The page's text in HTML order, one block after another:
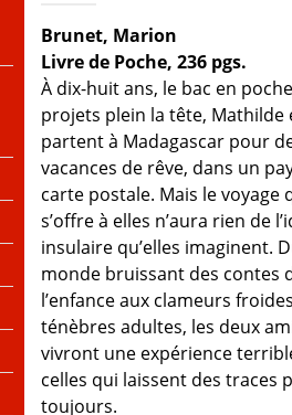
Brunet, Marion
Livre de Poche, 236 pgs.
À dix-huit ans, le bac en
projets plein la tête, Mathilde
partent à Madagascar pour
vacances de rêve, dans un
carte postale. Mais le voyage
s’offre à elles n’aura rien de
insulaire qu’elles imaginent.
monde bruissant des contes
l’enfance aux clameurs
ténèbres adultes, les deux
vivront une expérience
celles qui laissent des traces
toujours.